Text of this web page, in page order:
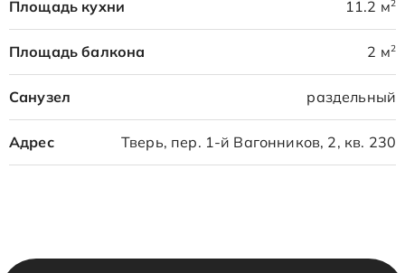
Площадь кухни 11.2 м2
Площадь балкона 2 м2
Санузел раздельный
Адрес Тверь, пер. 1-й Вагонников, 2, кв. 230